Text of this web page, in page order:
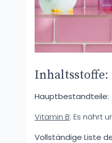
Inhaltsstoffe:
Hauptbestandteile:
Vitamin B: Es nährt
Vollständige Liste